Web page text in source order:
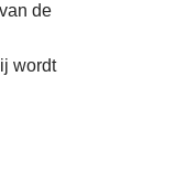
de
wordt